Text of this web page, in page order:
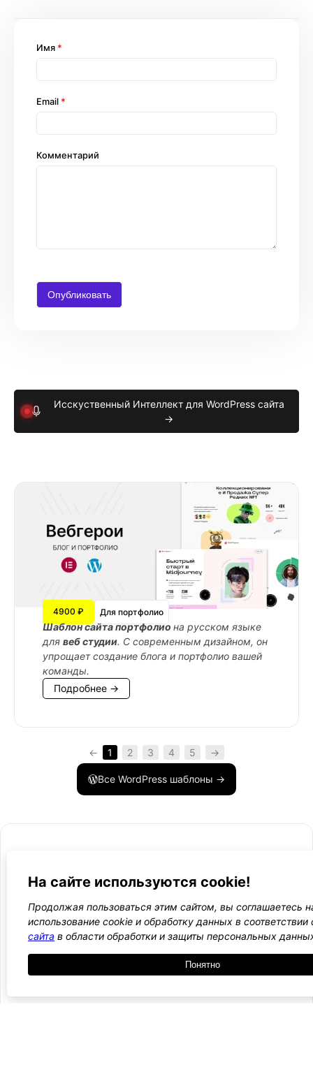
Комментарий
Имя *
Email *
Исскуственный Интеллект для WordPress сайта
→
4900 ₽ Для портфолио
Шаблон сайта портфолио на русском языке
для веб студии. С современным дизайном, он
упрощает создание блога и портфолио вашей
команды.
Подробнее →
← 1 2 3 4 5 →
Все WordPress шаблоны →
WordPress лаборатория
Ещё один сайт на WordPress 💛
2021 — 2026 - Обратная связь
-
-
На сайте используются cookie!
Продолжая пользоваться этим сайтом, вы соглашаетесь
использование cookie и обработку данных в соответствии
сайта в области обработки и защиты персональных
Понятно